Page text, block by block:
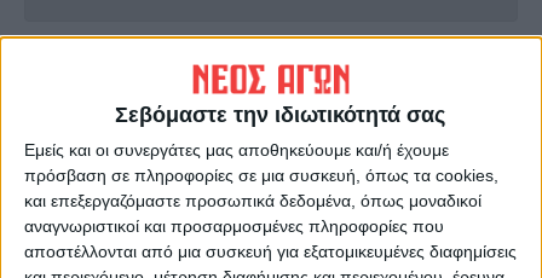
Σεβόμαστε την ιδιωτικότητά σας
Εμείς και οι συνεργάτες μας αποθηκεύουμε και/ή έχουμε
πρόσβαση σε πληροφορίες σε μια συσκευή, όπως τα cookies,
και επεξεργαζόμαστε προσωπικά δεδομένα, όπως μοναδικοί
αναγνωριστικοί και προσαρμοσμένες πληροφορίες που
αποστέλλονται από μια συσκευή για εξατομικευμένες διαφημίσεις
ΠΡΟΗΓΟΥΜΕΝΟ ΑΡΘΡΟ
Γκολ στα... ερτζιανά 4/1/2023
Εργασίες συντήρησης και
αναβάθμισης σχολικών
συγκροτημάτων στο Δήμο
Καρδίτσας